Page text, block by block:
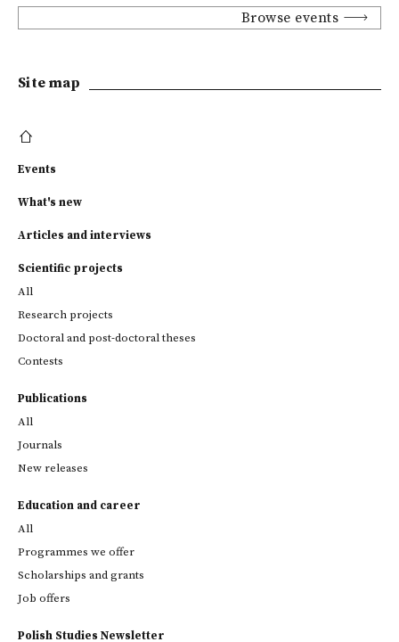
Browse events
Site map
Events
What's new
Articles and interviews
Scientific projects
All
Research projects
Doctoral and post-doctoral theses
Contests
Publications
All
Journals
New releases
Education and career
All
Programmes we offer
Scholarships and grants
Job offers
Polish Studies Newsletter